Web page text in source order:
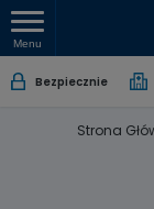
Menu
Bezpiecznie
Strona